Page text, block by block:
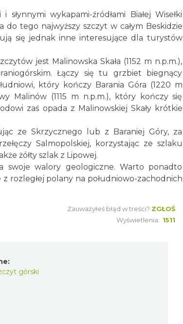
wykapami-źródłami Białej Wisełki
do tego najwyższy szczyt w całym Beskidzie
się jednak inne interesujące dla turystów
jest Malinowska Skała (1152 m n.p.m.),
Łączy się tu grzbiet biegnący
który kończy Barania Góra (1220 m
Malinów (1115 m n.p.m.), który kończy się
zaś opada z Malinowskiej Skały krótkie
ze Skrzycznego lub z Baraniej Góry, za
Salmopolskiej, korzystając ze szlaku
żółty szlak z Lipowej.
swoje walory geologiczne. Warto ponadto
z rozległej polany na południowo-zachodnich
Zauważyłeś błąd w treści? ZGŁOŚ
Wyświetlenia: 1511
górski